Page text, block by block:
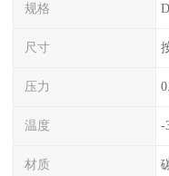
规格
尺寸
压力
温度 -
材质